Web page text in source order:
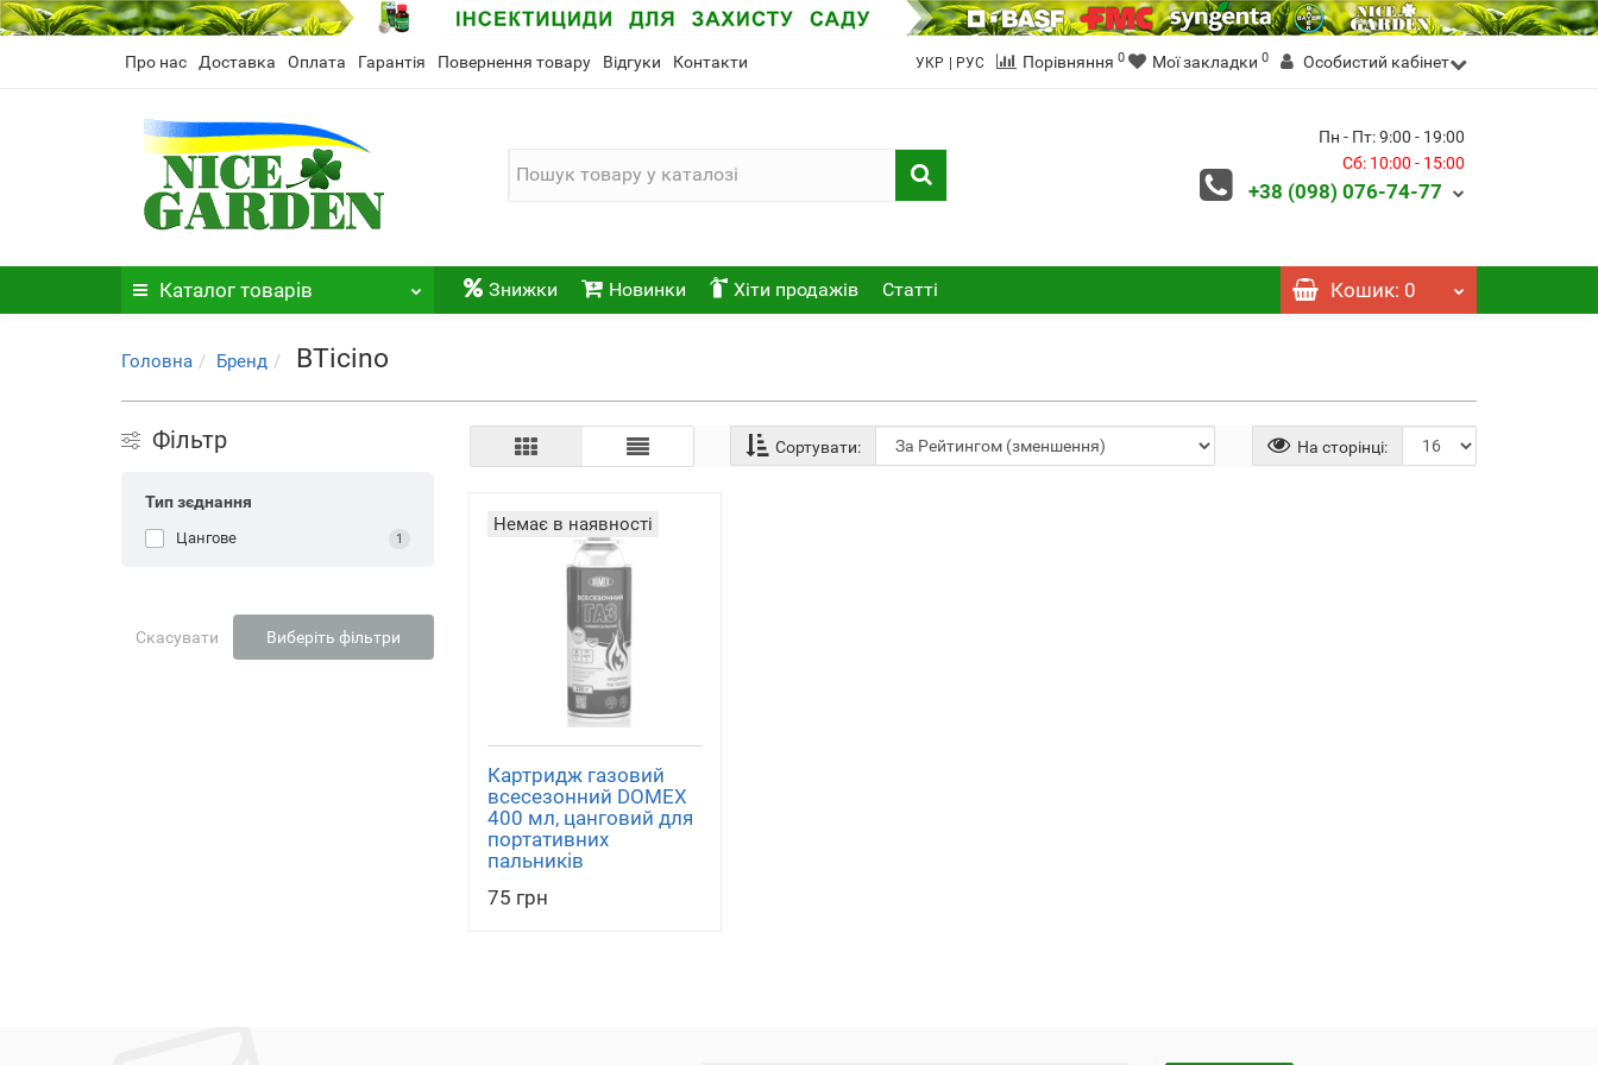
Про нас Доставка Оплата Гарантія Повернення товару Відгуки Контакти УКР | РУС Порівняння 0 Мої закладки 0 Особистий кабінет
Пн - Пт: 9:00 - 19:00
Сб: 10:00 - 15:00
+38 (098) 076-74-77
Каталог товарів Знижки Новинки Хіти продажів Статті Кошик: 0
Головна Бренд BTicino
Фільтр
Тип зєднання
Цангове 1
Скасувати Виберіть фільтри
Сортувати: На сторінці:
Немає в наявності
Картридж газовий
всесезонний DOMEX
400 мл, цанговий для
портативних
пальників
75 грн